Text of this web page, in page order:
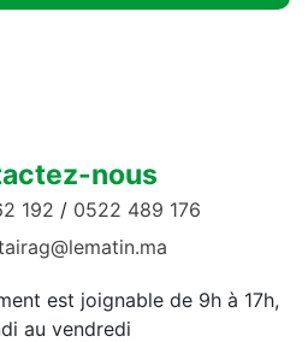
nous
192 / 0522 489 176
est joignable de 9h à 17h,
au vendredi